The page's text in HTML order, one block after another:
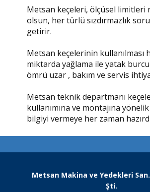
Metsan keçeleri, ölçüsel limitleri
olsun, her türlü sızdırmazlık
getirir.
Metsan keçelerinin kullanılması
miktarda yağlama ile yatak
ömrü uzar , bakım ve servis
Metsan teknik departmanı
kullanımına ve montajına
bilgiyi vermeye her zaman
Metsan Makina ve Yedekleri
Şti.